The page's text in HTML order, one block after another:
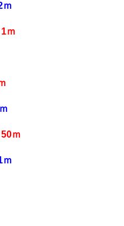
ｍ
ｍ
ｍ
ｍ